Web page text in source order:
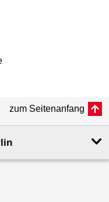
zum Seitenanfang